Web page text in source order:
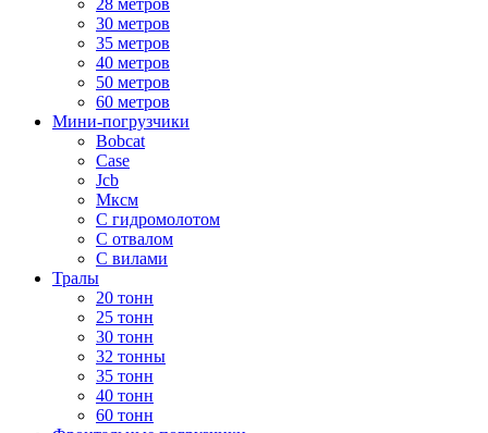
28 метров
30 метров
35 метров
40 метров
50 метров
60 метров
Мини-погрузчики
Bobcat
Case
Jcb
Мксм
С гидромолотом
С отвалом
С вилами
Тралы
20 тонн
25 тонн
30 тонн
32 тонны
35 тонн
40 тонн
60 тонн